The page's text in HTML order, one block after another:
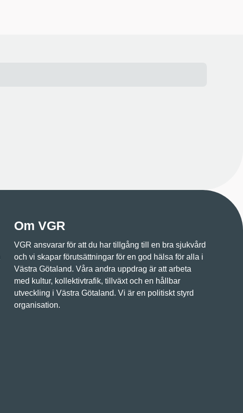
Om VGR
VGR ansvarar för att du har tillgång till en bra sjukvård
och vi skapar förutsättningar för en god hälsa för alla i
Västra Götaland. Våra andra uppdrag är att arbeta
med kultur, kollektivtrafik, tillväxt och en hållbar
utveckling i Västra Götaland. Vi är en politiskt styrd
organisation.